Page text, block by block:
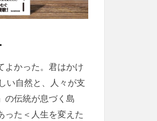
よかった。君はかけ
自然と、人々が支
の伝統が息づく島
った＜人生を変えた